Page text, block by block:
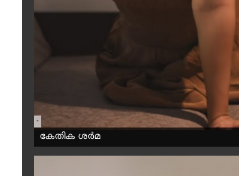
-
കേതിക ശർമ